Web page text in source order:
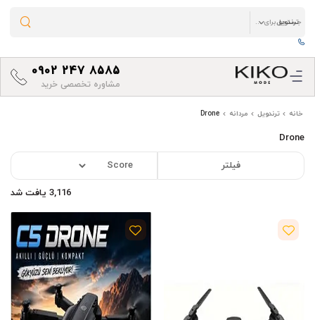
0902 247 8585
مشاوره تخصصی خرید
خانه ترندویل مردانه Drone
Drone
فیلتر
3,116 یافت شد